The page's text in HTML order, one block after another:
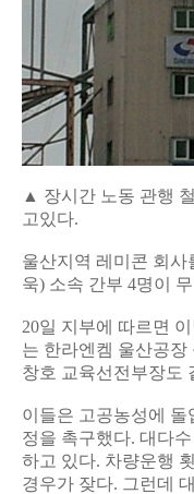
▲ 장시간 노동 관행
고있다.
울산지역 레미콘 회
욱) 소속 간부 4명이
20일 지부에 따르면
는 한라엔켐 울산공
창호 교육선전부장도
이들은 고공농성에
정을 촉구했다. 대다
하고 있다. 차량운행
경우가 잦다. 그런데